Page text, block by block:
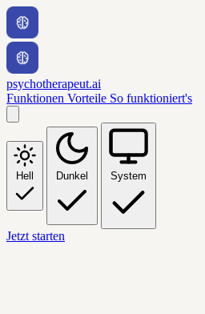
psychotherapeut.ai
Funktionen Vorteile So funktioniert's
Hell Dunkel System
Jetzt starten